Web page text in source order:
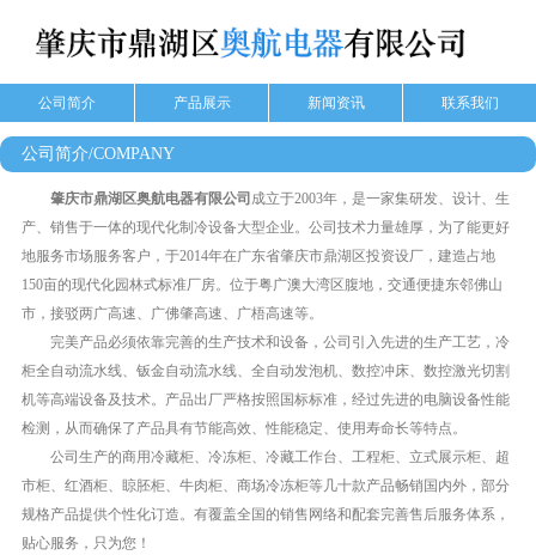
公司简介 产品展示 新闻资讯 联系我们
公司简介/COMPANY
肇庆市鼎湖区奥航电器有限公司 成立于2003年，是一家集研发、设计、生
产、销售于一体的现代化制冷设备大型企业。公司技术力量雄厚，为了能更好
地服务市场服务客户，于2014年在广东省肇庆市鼎湖区投资设厂，建造占地
150亩的现代化园林式标准厂房。位于粤广澳大湾区腹地，交通便捷东邻佛山
市，接驳两广高速、广佛肇高速、广梧高速等。
完美产品必须依靠完善的生产技术和设备，公司引入先进的生产工艺，冷
柜全自动流水线、钣金自动流水线、全自动发泡机、数控冲床、数控激光切割
机等高端设备及技术。产品出厂严格按照国标标准，经过先进的电脑设备性能
检测，从而确保了产品具有节能高效、性能稳定、使用寿命长等特点。
公司生产的商用冷藏柜、冷冻柜、冷藏工作台、工程柜、立式展示柜、超
市柜、红酒柜、䁁胚柜、牛肉柜、商场冷冻柜等几十款产品畅销国内外，部分
规格产品提供个性化订造。有覆盖全国的销售网络和配套完善售后服务体系，
贴心服务，只为您！